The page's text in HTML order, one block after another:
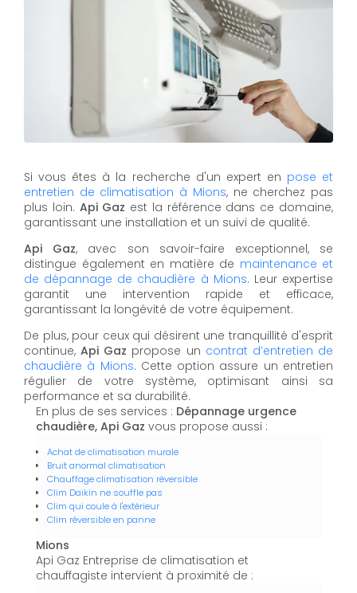
Si vous êtes à la recherche d'un expert en pose et
entretien de climatisation à Mions, ne cherchez pas
plus loin. Api Gaz est la référence dans ce domaine,
garantissant une installation et un suivi de qualité.
Api Gaz, avec son savoir-faire exceptionnel, se
distingue également en matière de maintenance et
de dépannage de chaudière à Mions. Leur expertise
garantit une intervention rapide et efficace,
garantissant la longévité de votre équipement.
De plus, pour ceux qui désirent une tranquillité d'esprit
continue,Api Gaz propose un contrat d’entretien de
chaudière à Mions. Cette option assure un entretien
régulier de votre système, optimisant ainsi sa
performance et sa durabilité.
En plus de ses services : Dépannage urgence
chaudière, Api Gaz vous propose aussi :
Achat de climatisation murale
Bruit anormal climatisation
Chauffage climatisation réversible
Clim Daikin ne souffle pas
Clim qui coule à l'extérieur
Clim réversible en panne
Mions
Api Gaz Entreprise de climatisation et
chauffagiste intervient à proximité de :